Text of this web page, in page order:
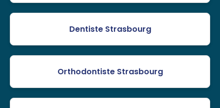
Dentiste Strasbourg
Orthodontiste Strasbourg